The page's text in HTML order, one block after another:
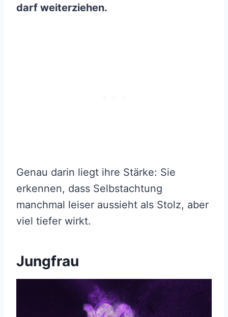
darf weiterziehen.
Genau darin liegt ihre Stärke: Sie
erkennen, dass Selbstachtung
manchmal leiser aussieht als Stolz, aber
viel tiefer wirkt.
Jungfrau